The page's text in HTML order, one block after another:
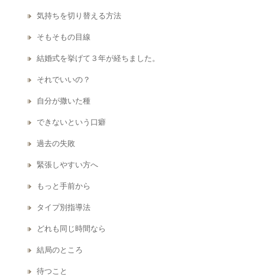
気持ちを切り替える方法
そもそもの目線
結婚式を挙げて３年が経ちました。
それでいいの？
自分が撒いた種
できないという口癖
過去の失敗
緊張しやすい方へ
もっと手前から
タイプ別指導法
どれも同じ時間なら
結局のところ
待つこと